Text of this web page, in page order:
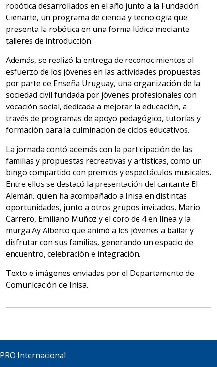
robótica desarrollados en el año junto a la Fundación
Cienarte, un programa de ciencia y tecnología que
presenta la robótica en una forma lúdica mediante
talleres de introducción.
Además, se realizó la entrega de reconocimientos al
esfuerzo de los jóvenes en las actividades propuestas
por parte de Enseña Uruguay, una organización de la
sociedad civil fundada por jóvenes profesionales con
vocación social, dedicada a mejorar la educación, a
través de programas de apoyo pedagógico, tutorías y
formación para la culminación de ciclos educativos.
La jornada contó además con la participación de las
familias y propuestas recreativas y artísticas, como un
bingo compartido con premios y espectáculos musicales.
Entre ellos se destacó la presentación del cantante El
Alemán, quien ha acompañado a Inisa en distintas
oportunidades, junto a otros grupos invitados, Mario
Carrero, Emiliano Muñoz y el coro de 4 en línea y la
murga Ay Alberto que animó a los jóvenes a bailar y
disfrutar con sus familias, generando un espacio de
encuentro, celebración e integración.
Texto e imágenes enviadas por el Departamento de
Comunicación de Inisa.
PRO Internacional